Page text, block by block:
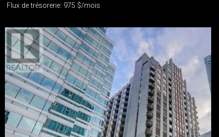
Flux de trésorerie: 975 $/mois